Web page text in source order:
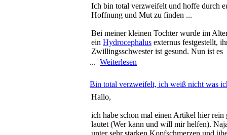
Ich bin total verzweifelt und hoffe durch
Hoffnung und Mut zu finden ...
Bei meiner kleinen Tochter wurde im
ein Hydrocephalus externus festgestellt,
Zwillingsschwester ist gesund. Nun ist es
... Weiterlesen
Bin total verzweifelt, ich weiß nicht was
Hallo,
ich habe schon mal einen Artikel hier rein
lautet (Wer kann und will mir helfen).
unter sehr starken Kopfschmerzen und